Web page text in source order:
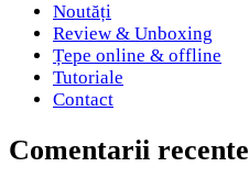
Noutăți
Review & Unboxing
Țepe online & offline
Tutoriale
Contact
Comentarii recente